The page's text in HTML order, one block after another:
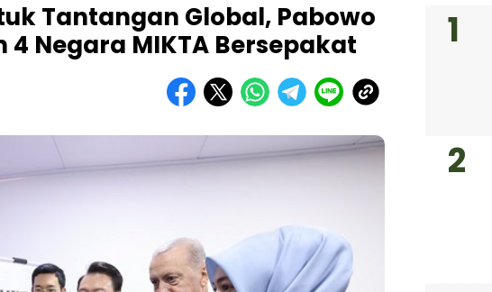
Tantangan Global, Pabowo
Negara MIKTA Bersepakat